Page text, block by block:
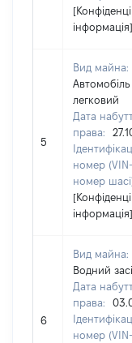
інформація]
5
Вид майна:
Автомобіль
легковий
Дата
права:
номер
номер
інформація]
6
Вид майна:
Водний
Дата
права:
номер